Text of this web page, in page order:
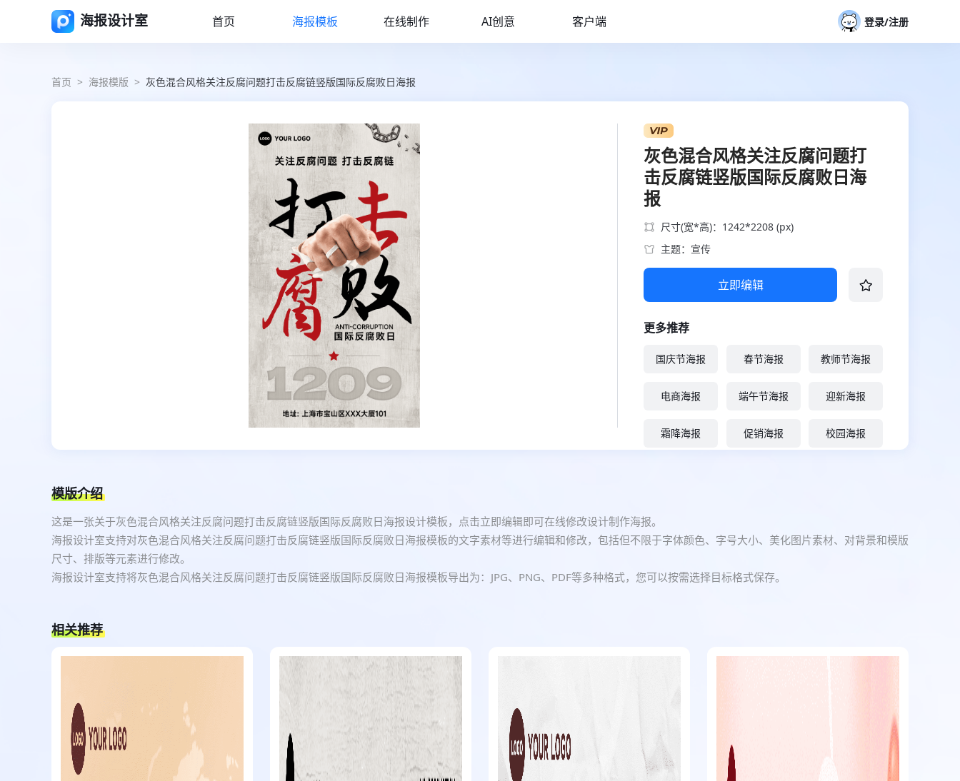
海报设计室 首页 海报模板 在线制作 AI创意 客户端 登录/注册
首页 > 海报模版 > 灰色混合风格关注反腐问题打击反腐链竖版国际反腐败日海报
灰色混合风格关注反腐问题打
击反腐链竖版国际反腐败日海
报
尺寸(宽*高)：1242*2208 (px)
主题：宣传
立即编辑
更多推荐
国庆节海报 春节海报 教师节海报
电商海报 端午节海报 迎新海报
霜降海报 促销海报 校园海报
模版介绍
这是一张关于灰色混合风格关注反腐问题打击反腐链竖版国际反腐败日海报设计模板，点击立即编辑即可在线修改设计制作海报。
海报设计室支持对灰色混合风格关注反腐问题打击反腐链竖版国际反腐败日海报模板的文字素材等进行编辑和修改，包括但不限于字体颜色、字号大小、美化图片素材、对背景和模版
尺寸、排版等元素进行修改。
海报设计室支持将灰色混合风格关注反腐问题打击反腐链竖版国际反腐败日海报模板导出为：JPG、PNG、PDF等多种格式，您可以按需选择目标格式保存。
相关推荐